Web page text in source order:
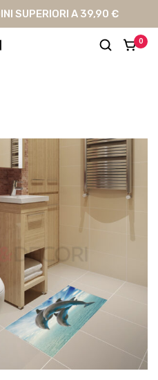
SUPERIORI A 39,90 €
0